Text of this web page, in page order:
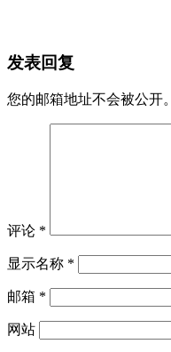
发表回复
您的邮箱地址不会被公开。
评论 *
显示名称 *
邮箱 *
网站